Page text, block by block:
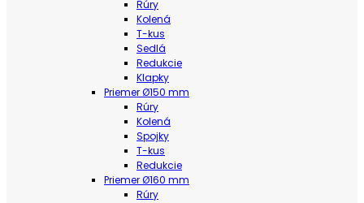
Rúry
Kolená
T-kus
Sedlá
Redukcie
Klapky
Priemer Ø150 mm
Rúry
Kolená
Spojky
T-kus
Redukcie
Priemer Ø160 mm
Rúry